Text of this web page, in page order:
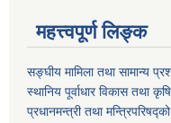
महत्त्वपूर्ण लिङ्क
सङ्घीय मामिला तथा सामान्य
स्थानिय पूर्वाधार विकास तथा
प्रधानमन्त्री तथा